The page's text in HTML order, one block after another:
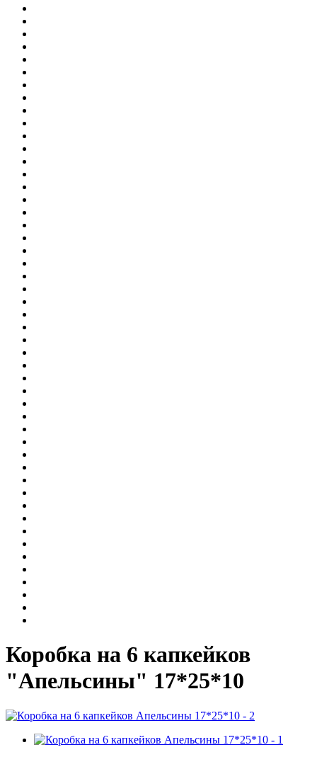
Коробка на 6 капкейков
"Апельсины" 17*25*10